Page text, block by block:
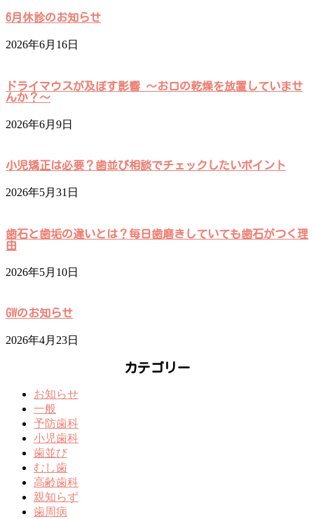
6月休診のお知らせ
2026年6月16日
ドライマウスが及ぼす影響 ～お口の乾燥を放置していませ
んか？～
2026年6月9日
小児矯正は必要？歯並び相談でチェックしたいポイント
2026年5月31日
歯石と歯垢の違いとは？毎日歯磨きしていても歯石がつく理
由
2026年5月10日
GWのお知らせ
2026年4月23日
カテゴリー
お知らせ
一般
予防歯科
小児歯科
歯並び
むし歯
高齢歯科
親知らず
歯周病